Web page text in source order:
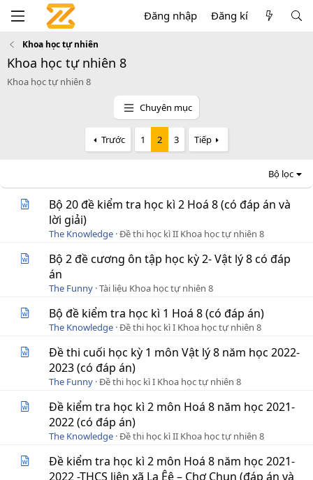
Đăng nhập Đăng kí
Khoa học tự nhiên
Khoa học tự nhiên 8
Khoa học tự nhiên 8
Chuyên mục
Trước 1 2 3 Tiếp
Bộ lọc
Bộ 20 đề kiểm tra học kì 2 Hoá 8 (có đáp án và
lời giải)
The Knowledge Đề thi học kì II Khoa học tự nhiên 8
Bộ 2 đề cương ôn tập học kỳ 2- Vật lý 8 có đáp
án
The Funny Tài liệu Khoa học tự nhiên 8
Bộ đề kiểm tra học kì 1 Hoá 8 (có đáp án)
The Knowledge Đề thi học kì I Khoa học tự nhiên 8
Đề thi cuối học kỳ 1 môn Vật lý 8 năm học 2022-
2023 (có đáp án)
The Funny Đề thi học kì I Khoa học tự nhiên 8
Đề kiểm tra học kì 2 môn Hoá 8 năm học 2021-
2022 (có đáp án)
The Knowledge Đề thi học kì II Khoa học tự nhiên 8
Đề kiểm tra học kì 2 môn Hoá 8 năm học 2021-
2022 -THCS liên xã La Êê – Chơ Chun (đáp án và